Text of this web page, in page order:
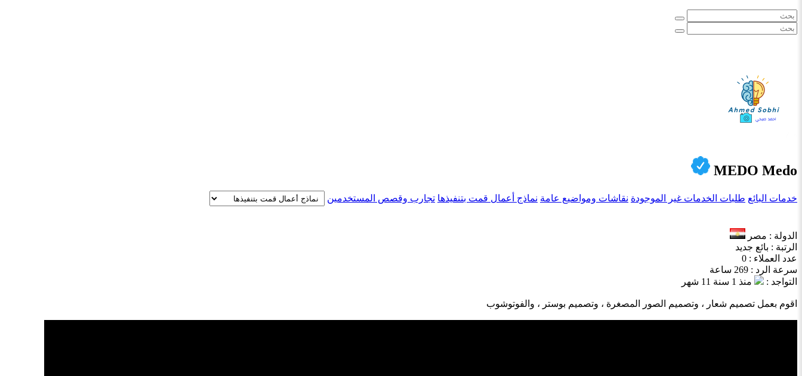
MEDO Medo
خدمات البائع طلبات الخدمات غير الموجودة نقاشات ومواضيع عامة نماذج أعمال قمت بتنفيذها تجارب وقصص المستخدمين
الدولة : مصر
الرتبة : بائع جديد
عدد العملاء : 0
سرعة الرد : 269 ساعة
التواجد :
منذ 1 سنة 11 شهر
اقوم بعمل تصميم شعار ، وتصميم الصور المصغرة ، وتصميم بوستر ، والفوتوشوب